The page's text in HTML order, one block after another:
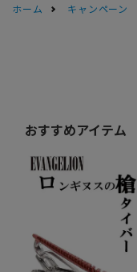
ホーム
キャンペーン